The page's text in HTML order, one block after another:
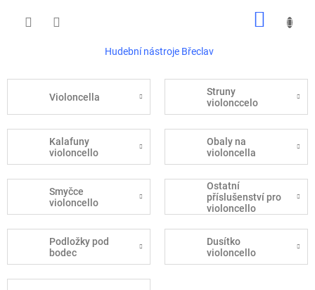
Hudební nástroje Břeclav
Violoncella
Struny
violonccelo
Kalafuny
violoncello
Obaly na
violoncella
Smyčce
violoncello
Ostatní
příslušenství pro
violoncello
Podložky pod
bodec
Dusítko
violoncello